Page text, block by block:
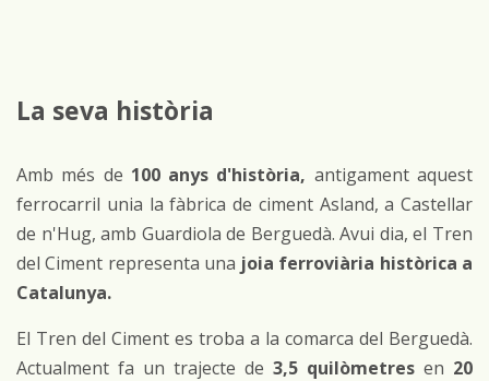
La seva història
Amb més de 100 anys d'història, antigament aquest
ferrocarril unia la fàbrica de ciment Asland, a Castellar
de n'Hug, amb Guardiola de Berguedà. Avui dia, el Tren
del Ciment representa una joia ferroviària històrica a
Catalunya.
El Tren del Ciment es troba a la comarca del Berguedà.
Actualment fa un trajecte de 3,5 quilòmetres en 20